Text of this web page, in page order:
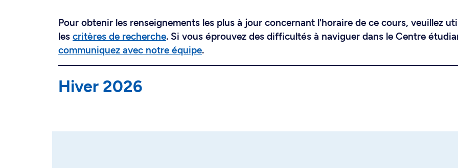
Pour obtenir les renseignements les plus à jour concernant l'horaire de ce cours, veuillez
les critères de recherche. Si vous éprouvez des difficultés à naviguer dans le Centre
communiquez avec notre équipe.
Hiver 2026